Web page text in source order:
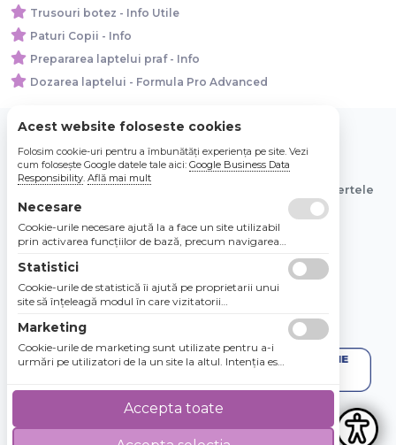
Trusouri botez - Info Utile
Paturi Copii - Info
Prepararea laptelui praf - Info
Dozarea laptelui - Formula Pro Advanced
© 2026 Bebe Nou Online Store SRL
Toate preturile sunt exprimate in lei si includ tva. Ofertele
sunt valabile in limita stocului disponibil.
Acest website foloseste cookies
Folosim cookie-uri pentru a îmbunătăți experiența pe site. Vezi
cum folosește Google datele tale aici: Google Business Data
Responsibility. Află mai mult
Necesare
Cookie-urile necesare ajută la a face un site utilizabil
prin activarea funcţiilor de bază, precum navigarea
Site-ul nu poate funcţiona corespunzător fără aceste
cookie-uri.
Statistici
Cookie-urile de statistică îi ajută pe proprietarii unui
site să înţeleagă modul în care vizitatorii
raportarea informaţiilor în mod anonim.
Marketing
Cookie-urile de marketing sunt utilizate pentru a-i
urmări pe utilizatori de la un site la altul. Intenţia este
utilizatorii individuali, aşadar ele sunt mai valoroase
pentru agenţiile de puiblicitate şi părţile terţe care se
Accepta toate